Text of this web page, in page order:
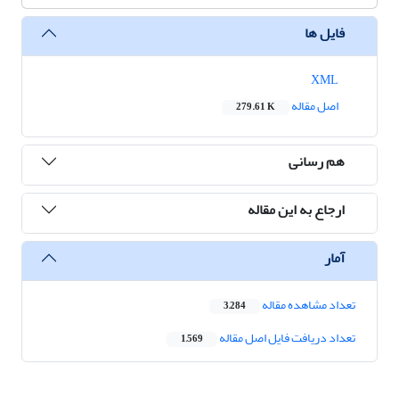
فایل ها
اصل مقاله
279.61 K
هم رسانی
ارجاع به این مقاله
آمار
تعداد مشاهده مقاله 3,284
تعداد دریافت فایل اصل مقاله 1,569